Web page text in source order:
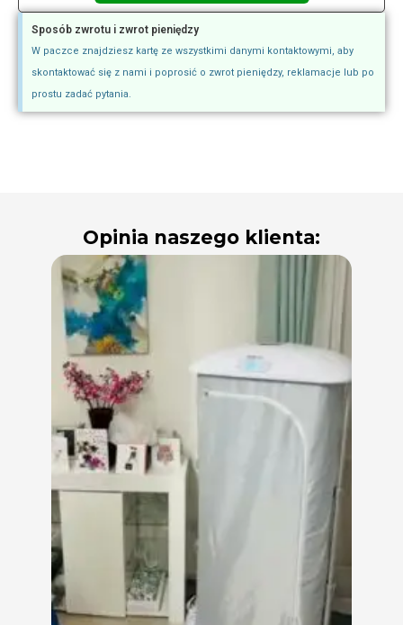
Sposób zwrotu i zwrot pieniędzy
W paczce znajdziesz kartę ze wszystkimi danymi kontaktowymi, aby
skontaktować się z nami i poprosić o zwrot pieniędzy, reklamacje lub po
prostu zadać pytania.
Opinia naszego klienta: